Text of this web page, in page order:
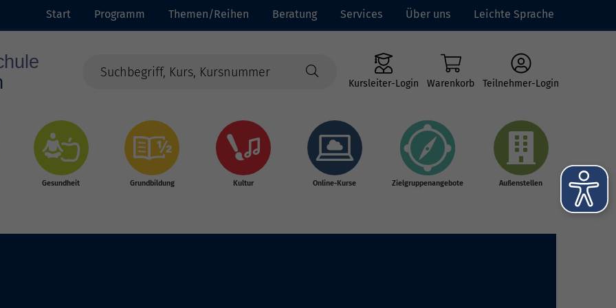
Start Programm Themen/Reihen Beratung Services Über uns Leichte Sprache
Kursleiter-Login Warenkorb Teilnehmer-Login
Gesundheit Grundbildung Kultur Online-Kurse Zielgruppenangebote Außenstellen